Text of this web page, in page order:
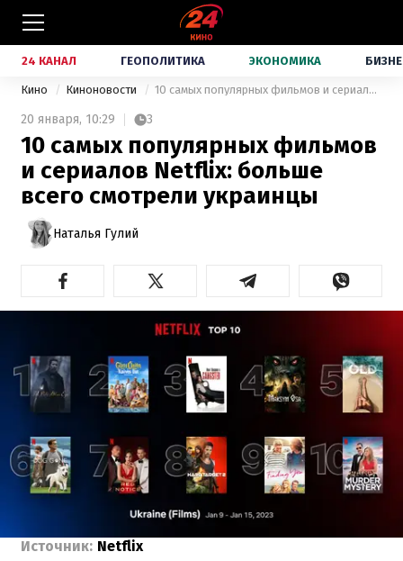
24 КАНАЛ ГЕОПОЛИТИКА ЭКОНОМИКА
Кино Киноновости 10 самых популярных фильмов и сериалов Netflix: больше всего смотрели украинцы
20 января, 10:29 3
10 самых популярных фильмов
и сериалов Netflix: больше
всего смотрели украинцы
Наталья Гулий
Источник: Netflix